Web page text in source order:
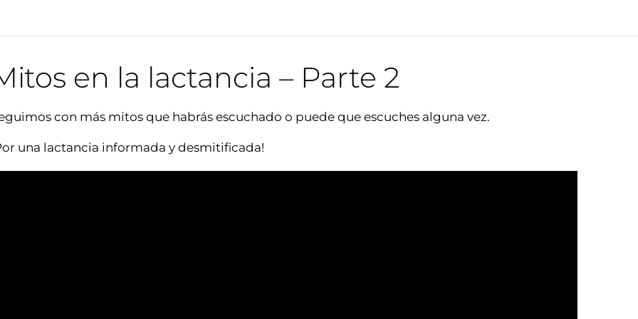
en la lactancia – Parte 2
con más mitos que habrás escuchado o puede que escuches alguna vez.
una lactancia informada y desmitificada!